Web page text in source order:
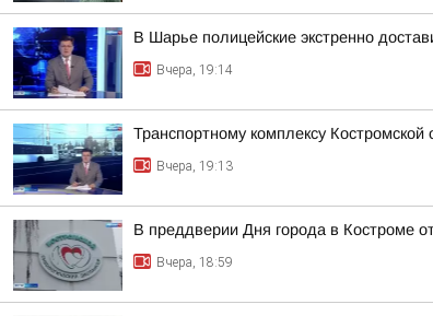
В Шарье полицейские экстренно
Вчера, 19:14
Транспортному комплексу
Вчера, 19:13
В преддверии Дня города в Костроме
Вчера, 18:59